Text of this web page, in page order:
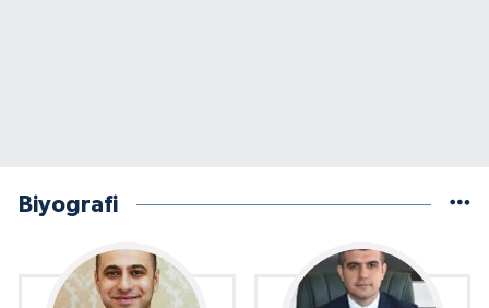
Biyografi